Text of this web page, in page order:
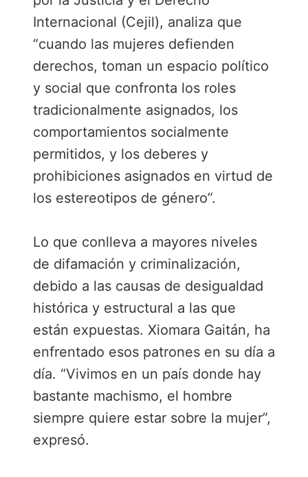
Internacional (Cejil), analiza que
“cuando las mujeres defienden
derechos, toman un espacio político
y social que confronta los roles
tradicionalmente asignados, los
comportamientos socialmente
permitidos, y los deberes y
prohibiciones asignados en virtud de
los estereotipos de género”.
Lo que conlleva a mayores niveles
de difamación y criminalización,
debido a las causas de desigualdad
histórica y estructural a las que
están expuestas. Xiomara Gaitán, ha
enfrentado esos patrones en su día a
día. “Vivimos en un país donde hay
bastante machismo, el hombre
siempre quiere estar sobre la mujer”,
expresó.